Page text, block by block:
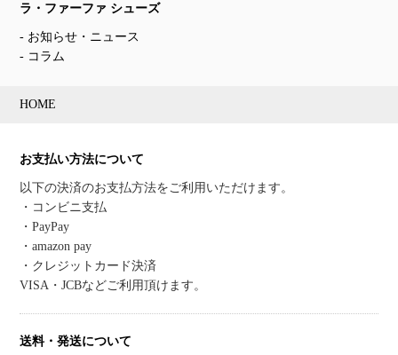
ラ・ファーファ シューズ
お知らせ・ニュース
コラム
HOME
お支払い方法について
以下の決済のお支払方法をご利用いただけます。
・コンビニ支払
・PayPay
・amazon pay
・クレジットカード決済
VISA・JCBなどご利用頂けます。
送料・発送について